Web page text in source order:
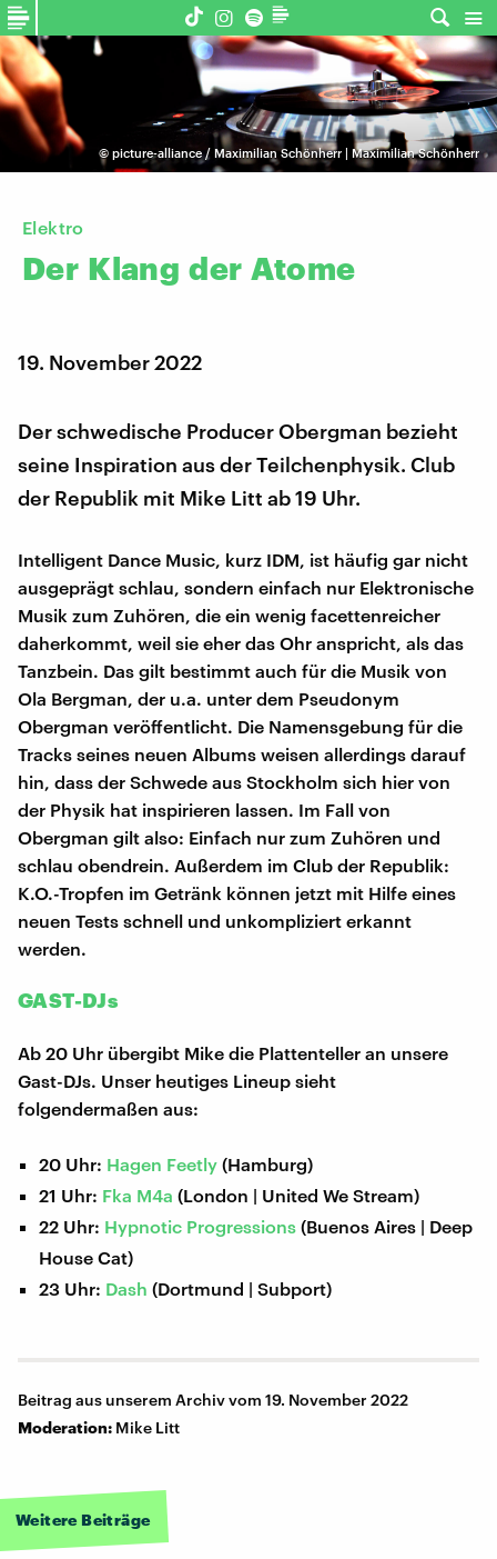
© picture-alliance / Maximilian Schönherr | Maximilian Schönherr
Elektro
Der Klang der Atome
19. November 2022
Der schwedische Producer Obergman bezieht
seine Inspiration aus der Teilchenphysik. Club
der Republik mit Mike Litt ab 19 Uhr.
Intelligent Dance Music, kurz IDM, ist häufig gar nicht
ausgeprägt schlau, sondern einfach nur Elektronische
Musik zum Zuhören, die ein wenig facettenreicher
daherkommt, weil sie eher das Ohr anspricht, als das
Tanzbein. Das gilt bestimmt auch für die Musik von
Ola Bergman, der u.a. unter dem Pseudonym
Obergman veröffentlicht. Die Namensgebung für die
Tracks seines neuen Albums weisen allerdings darauf
hin, dass der Schwede aus Stockholm sich hier von
der Physik hat inspirieren lassen. Im Fall von
Obergman gilt also: Einfach nur zum Zuhören und
schlau obendrein. Außerdem im Club der Republik:
K.O.-Tropfen im Getränk können jetzt mit Hilfe eines
neuen Tests schnell und unkompliziert erkannt
werden.
GAST-DJs
Ab 20 Uhr übergibt Mike die Plattenteller an unsere
Gast-DJs. Unser heutiges Lineup sieht
folgendermaßen aus:
20 Uhr: Hagen Feetly (Hamburg)
21 Uhr: Fka M4a (London | United We Stream)
22 Uhr: Hypnotic Progressions (Buenos Aires | Deep
House Cat)
23 Uhr: Dash (Dortmund | Subport)
Beitrag aus unserem Archiv vom 19. November 2022
Moderation: Mike Litt
Weitere Beiträge